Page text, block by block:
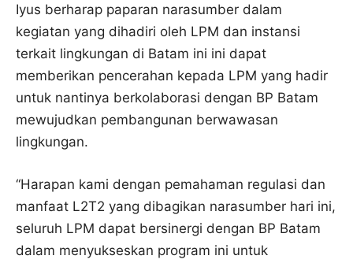
Iyus berharap paparan narasumber dalam
kegiatan yang dihadiri oleh LPM dan instansi
terkait lingkungan di Batam ini ini dapat
memberikan pencerahan kepada LPM yang hadir
untuk nantinya berkolaborasi dengan BP Batam
mewujudkan pembangunan berwawasan
lingkungan.
“Harapan kami dengan pemahaman regulasi dan
manfaat L2T2 yang dibagikan narasumber hari ini,
seluruh LPM dapat bersinergi dengan BP Batam
dalam menyukseskan program ini untuk